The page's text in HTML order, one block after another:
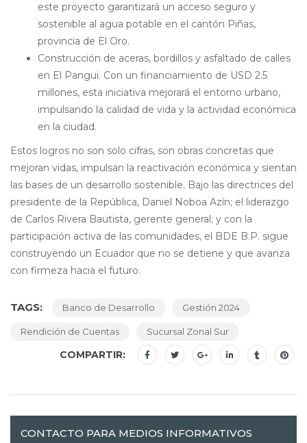
este proyecto garantizará un acceso seguro y
sostenible al agua potable en el cantón Piñas,
provincia de El Oro.
Construcción de aceras, bordillos y asfaltado de calles
en El Pangui. Con un financiamiento de USD 2.5
millones, esta iniciativa mejorará el entorno urbano,
impulsando la calidad de vida y la actividad económica
en la ciudad.
Estos logros no son solo cifras, son obras concretas que
mejoran vidas, impulsan la reactivación económica y sientan
las bases de un desarrollo sostenible. Bajo las directrices del
presidente de la República, Daniel Noboa Azín; el liderazgo
de Carlos Rivera Bautista, gerente general; y con la
participación activa de las comunidades, el BDE B.P. sigue
construyendo un Ecuador que no se detiene y que avanza
con firmeza hacia el futuro.
TAGS: Banco de Desarrollo Gestión 2024
Rendición de Cuentas Sucursal Zonal Sur
COMPARTIR:
CONTACTO PARA MEDIOS INFORMATIVOS